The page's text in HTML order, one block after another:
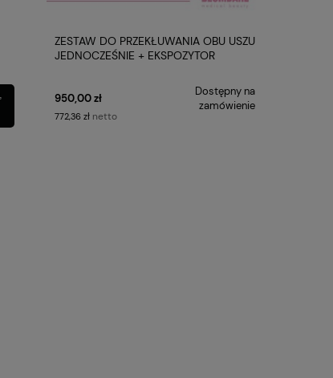
ZESTAW DO PRZEKŁUWANIA OBU USZU
JEDNOCZEŚNIE + EKSPOZYTOR
950,00 zł
772,36 zł netto
Dostępny na
zamówienie